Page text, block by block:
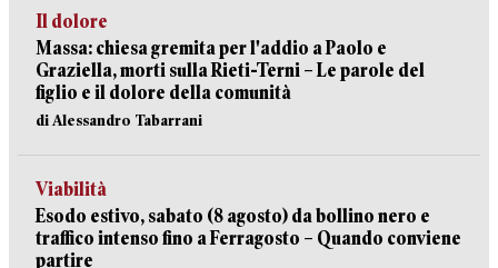
Il dolore
Massa: chiesa gremita per l'addio a Paolo e
Graziella, morti sulla Rieti-Terni – Le parole del
figlio e il dolore della comunità
di Alessandro Tabarrani
Viabilità
Esodo estivo, sabato (8 agosto) da bollino nero e
traffico intenso fino a Ferragosto – Quando conviene
partire